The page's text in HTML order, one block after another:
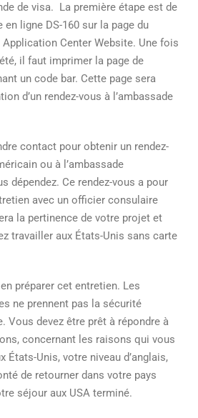
de visa. La première étape est de
ligne DS-160 sur la page du
Center Website. Une fois
il faut imprimer la page de
un code bar. Cette page sera
d’un rendez-vous à l’ambassade
contact pour obtenir un rendez-
ou à l’ambassade
dépendez. Ce rendez-vous a pour
avec un officier consulaire
la pertinence de votre projet et
travailler aux États-Unis sans carte
préparer cet entretien. Les
ne prennent pas la sécurité
Vous devez être prêt à répondre à
concernant les raisons qui vous
États-Unis, votre niveau d’anglais,
de retourner dans votre pays
séjour aux USA terminé.